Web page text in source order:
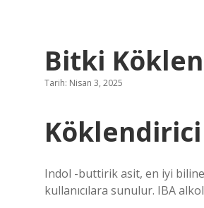
Bitki
Tarih: Nisan 3, 2025
Indol -buttirik asit, en iyi
kullanıcılara sunulur. IBA